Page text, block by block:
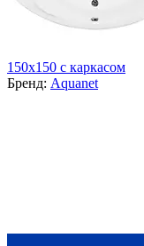
150x150 с каркасом
Бренд: Aquanet